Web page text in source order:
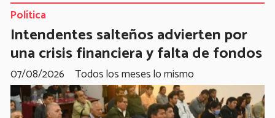
Intendentes salteños advierten por
una crisis financiera y falta de fondos
Todos los meses lo mismo
Política
07/08/2026